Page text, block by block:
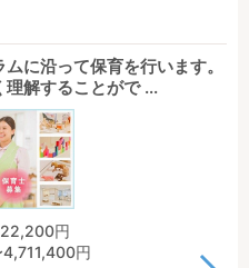
に沿って保育を行います。
解することがで ...
円
円